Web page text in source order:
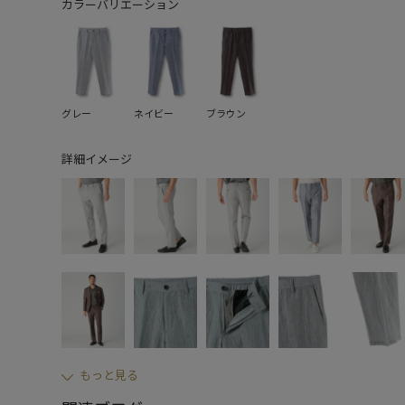
カラーバリエーション
グレー ネイビー ブラウン
詳細イメージ
もっと見る